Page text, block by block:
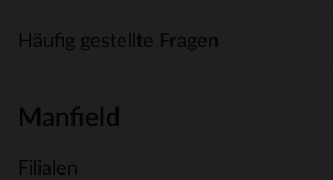
Häufig gestellte Fragen
Manfield
Filialen